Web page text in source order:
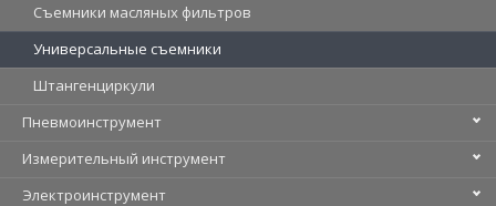
Съемники масляных фильтров
Универсальные съемники
Штангенциркули
Пневмоинструмент
Измерительный инструмент
Электроинструмент